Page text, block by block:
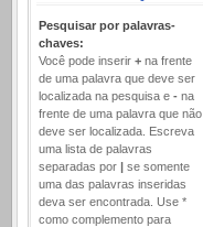
Pesquisar por palavras-
chaves:
Você pode inserir + na frente
de uma palavra que deve ser
localizada na pesquisa e - na
frente de uma palavra que não
deve ser localizada. Escreva
uma lista de palavras
separadas por | se somente
uma das palavras inseridas
deva ser encontrada. Use *
como complemento para